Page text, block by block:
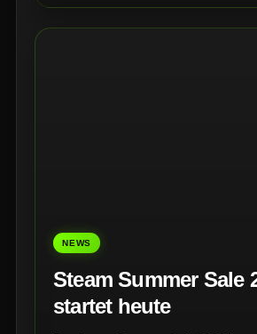
NEWS
Steam Summer Sale
startet heute